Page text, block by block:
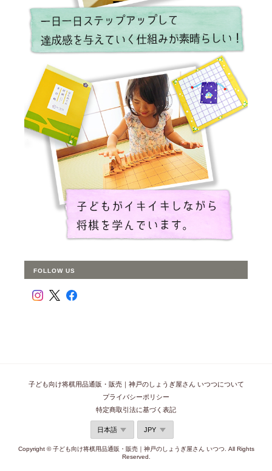
FOLLOW US
子ども向け将棋用品通販・販売｜神戸のしょうぎ屋さん いつつについて
プライバシーポリシー
特定商取引法に基づく表記
Copyright © 子ども向け将棋用品通販・販売｜神戸のしょうぎ屋さん いつつ. All Rights
Reserved.